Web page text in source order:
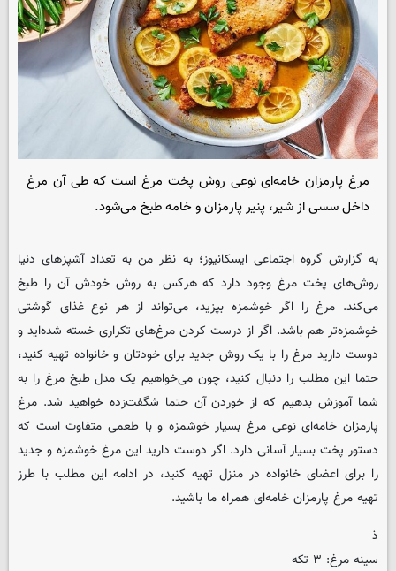
مرغ پارمزان خامه‌ای نوعی روش پخت مرغ است که طی آن مرغ
داخل سسی از شیر، پنیر پارمزان و خامه طبخ می‌شود.
به گزارش گروه اجتماعیایسکانیوز؛ به نظر من به تعداد آشپزهای دنیا
روش‌های پخت مرغ وجود دارد که هرکس به روش خودش آن را طبخ
می‌کند. مرغ را اگر خوشمزه بپزید، می‌تواند از هر نوع غذای گوشتی
خوشمزه‌تر هم باشد. اگر از درست کردن مرغ‌های تکراری خسته شده‌اید و
دوست دارید مرغ را با یک روش جدید برای خودتان و خانواده تهیه کنید،
حتما این مطلب را دنبال کنید، چون می‌خواهیم یک مدل طبخ مرغ را به
شما آموزش بدهیم که از خوردن آن حتما شگفت‌زده خواهید شد. مرغ
پارمزان خامه‌ای نوعی مرغ بسیار خوشمزه و با طعمی متفاوت است که
دستور پخت بسیار آسانی دارد. اگر دوست دارید این مرغ خوشمزه و جدید
را برای اعضای خانواده در منزل تهیه کنید، در ادامه این مطلب با طرز
تهیه مرغ پارمزان خامه‌ای همراه ما باشید.
ذ
سینه مرغ: ۳ تکه